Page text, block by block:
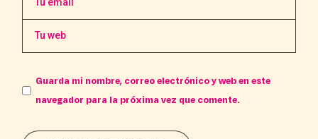
Guarda mi nombre, correo electrónico y web en este
navegador para la próxima vez que comente.